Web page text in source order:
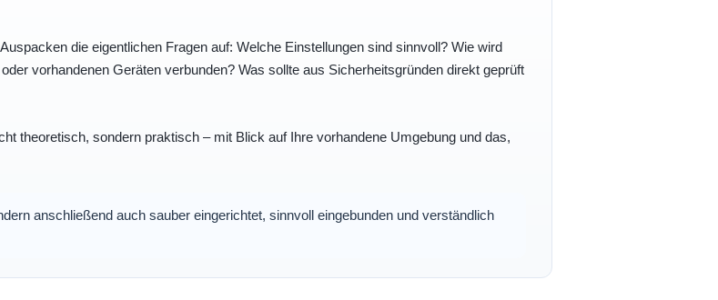
die eigentlichen Fragen auf: Welche Einstellungen sind sinnvoll? Wie wird
vorhandenen Geräten verbunden? Was sollte aus Sicherheitsgründen direkt geprüft
theoretisch, sondern praktisch – mit Blick auf Ihre vorhandene Umgebung und das,
anschließend auch sauber eingerichtet, sinnvoll eingebunden und verständlich